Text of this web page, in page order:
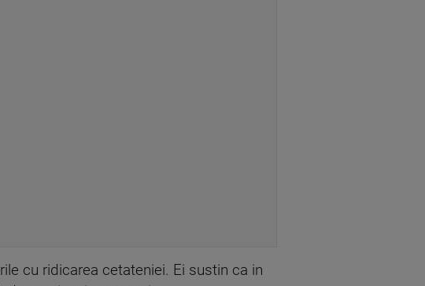
cu ridicarea cetateniei. Ei sustin ca in